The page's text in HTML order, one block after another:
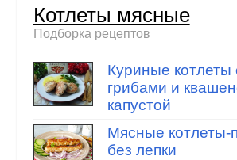
Котлеты мясные
Подборка рецептов
Куриные котлеты
грибами и
капустой
Мясные котлеты-
без лепки